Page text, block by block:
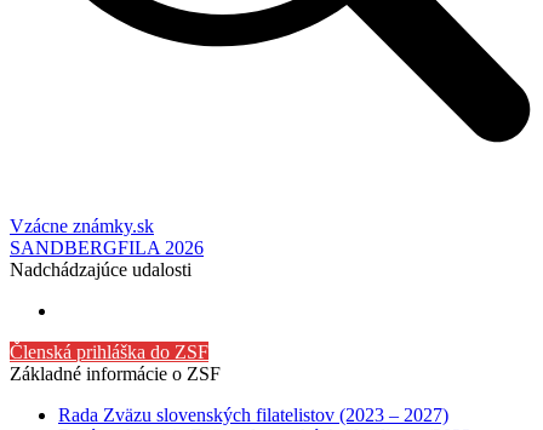
Vzácne známky.sk
SANDBERGFILA 2026
Nadchádzajúce udalosti
Členská prihláška do ZSF
Základné informácie o ZSF
Rada Zväzu slovenských filatelistov (2023 – 2027)